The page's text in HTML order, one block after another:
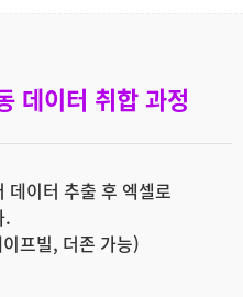
데이터 취합 과정
데이터 추출 후 엑셀로
.
프빌, 더존 가능)